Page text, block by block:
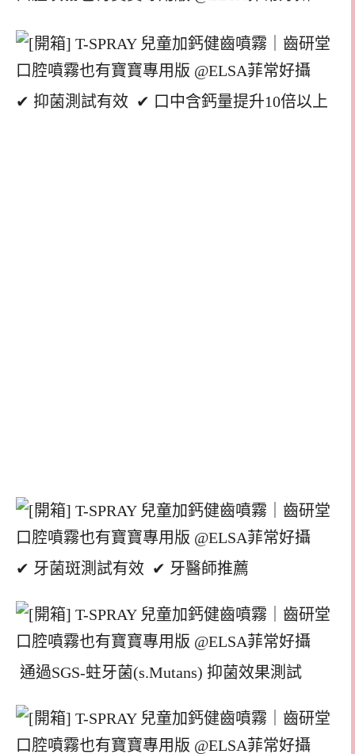
✔ 抑菌測試有效 ✔ 口中含鈣量提升10倍以上
✔ 牙菌斑測試有效 ✔ 牙醫師推薦
通過SGS-蛀牙菌(s.Mutans) 抑菌效果測試